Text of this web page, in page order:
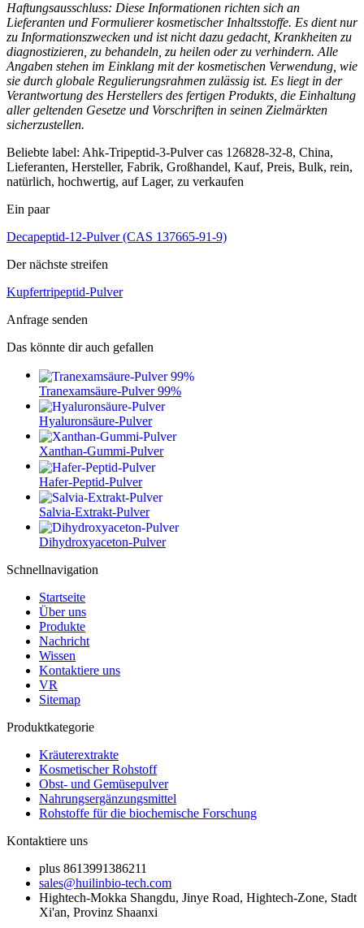
Haftungsausschluss: Diese Informationen richten sich an
Lieferanten und Formulierer kosmetischer Inhaltsstoffe. Es dient nur
zu Informationszwecken und ist nicht dazu gedacht, Krankheiten zu
diagnostizieren, zu behandeln, zu heilen oder zu verhindern. Alle
Angaben stehen im Einklang mit der kosmetischen Verwendung, wie
sie durch globale Regulierungsrahmen zulässig ist. Es liegt in der
Verantwortung des Herstellers des fertigen Produkts, die Einhaltung
aller geltenden Gesetze und Vorschriften in seinen Zielmärkten
sicherzustellen.
Beliebte label: Ahk-Tripeptid-3-Pulver cas 126828-32-8, China,
Lieferanten, Hersteller, Fabrik, Großhandel, Kauf, Preis, Bulk, rein,
natürlich, hochwertig, auf Lager, zu verkaufen
Ein paar
Decapeptid-12-Pulver (CAS 137665-91-9)
Der nächste streifen
Kupfertripeptid-Pulver
Anfrage senden
Das könnte dir auch gefallen
Tranexamsäure-Pulver 99%
Hyaluronsäure-Pulver
Xanthan-Gummi-Pulver
Hafer-Peptid-Pulver
Salvia-Extrakt-Pulver
Dihydroxyaceton-Pulver
Schnellnavigation
Startseite
Über uns
Produkte
Nachricht
Wissen
Kontaktiere uns
VR
Sitemap
Produktkategorie
Kräuterextrakte
Kosmetischer Rohstoff
Obst- und Gemüsepulver
Nahrungsergänzungsmittel
Rohstoffe für die biochemische Forschung
Kontaktiere uns
plus 8613991386211
sales@huilinbio-tech.com
Hightech-Mokka Shangdu, Jinye Road, Hightech-Zone, Stadt
Xi'an, Provinz Shaanxi